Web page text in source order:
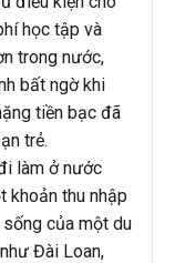
học tập và
trong nước,
bất ngờ khi
tiền bạc đã
trẻ.
làm ở nước
khoản thu nhập
của một du
Đài Loan,